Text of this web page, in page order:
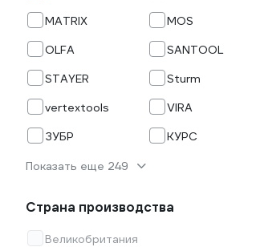
MATRIX
MOS
OLFA
SANTOOL
STAYER
Sturm
vertextools
VIRA
ЗУБР
КУРС
Показать еще 249
Страна производства
Великобритания